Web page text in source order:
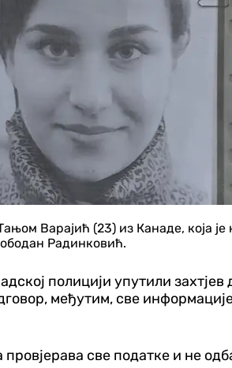
Варајић (23) из Канаде, која
Радинковић.
полицији упутили
међутим, све
провјерава све податке и не